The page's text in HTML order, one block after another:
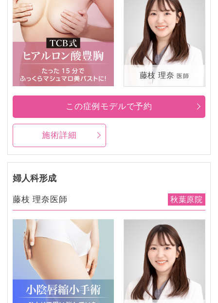
藤枝 理奈 医師
施術詳細
この症例モデルで予約
婦人科形成
藤枝 理奈医師 秋葉原院